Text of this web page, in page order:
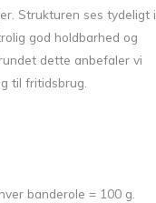
Strukturen ses tydeligt i
god holdbarhed og
dette anbefaler vi
til fritidsbrug.
banderole = 100 g.